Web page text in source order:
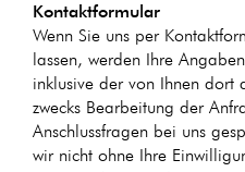
Kontaktformular
Wenn Sie uns per
lassen, werden Ihre
inklusive der von Ihnen dort
zwecks Bearbeitung der
Anschlussfragen bei uns
wir nicht ohne Ihre